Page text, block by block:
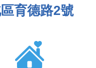
育德路2號